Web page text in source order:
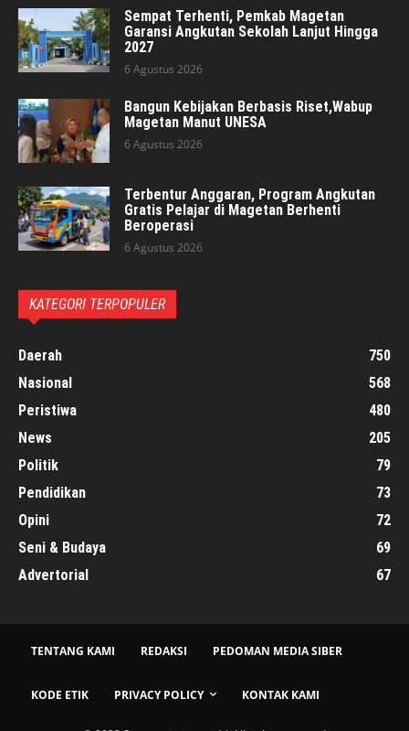
Sempat Terhenti, Pemkab Magetan
Garansi Angkutan Sekolah Lanjut Hingga
2027
6 Agustus 2026
Bangun Kebijakan Berbasis Riset,Wabup
Magetan Manut UNESA
6 Agustus 2026
Terbentur Anggaran, Program Angkutan
Gratis Pelajar di Magetan Berhenti
Beroperasi
6 Agustus 2026
KATEGORI TERPOPULER
Daerah
750
Nasional
568
Peristiwa
480
News
205
Politik
79
Pendidikan
73
Opini
72
Seni & Budaya
69
Advertorial
67
TENTANG KAMI REDAKSI PEDOMAN MEDIA SIBER
KODE ETIK PRIVACY POLICY KONTAK KAMI